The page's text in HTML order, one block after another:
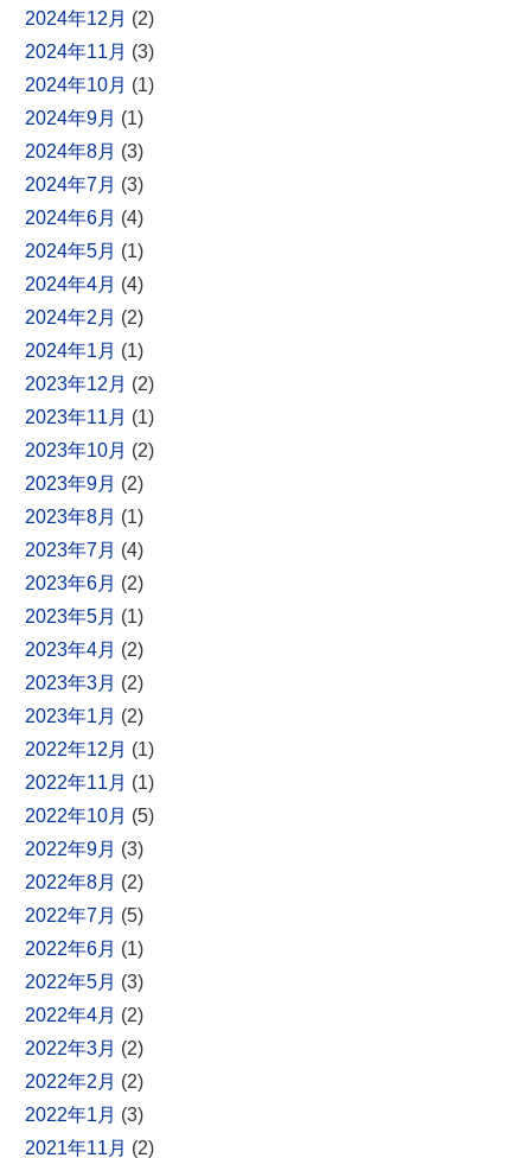
2024年12月 (2)
2024年11月 (3)
2024年10月 (1)
2024年9月 (1)
2024年8月 (3)
2024年7月 (3)
2024年6月 (4)
2024年5月 (1)
2024年4月 (4)
2024年2月 (2)
2024年1月 (1)
2023年12月 (2)
2023年11月 (1)
2023年10月 (2)
2023年9月 (2)
2023年8月 (1)
2023年7月 (4)
2023年6月 (2)
2023年5月 (1)
2023年4月 (2)
2023年3月 (2)
2023年1月 (2)
2022年12月 (1)
2022年11月 (1)
2022年10月 (5)
2022年9月 (3)
2022年8月 (2)
2022年7月 (5)
2022年6月 (1)
2022年5月 (3)
2022年4月 (2)
2022年3月 (2)
2022年2月 (2)
2022年1月 (3)
2021年11月 (2)